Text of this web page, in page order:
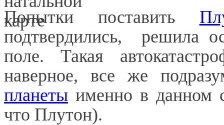
Попытки поставить
подтвердились,
решила
поле. Такая
наверное, все же
планеты именно в данном
что Плутон).